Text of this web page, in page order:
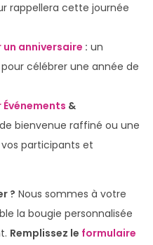
rappellera cette journée
anniversaire : un
célébrer une année de
&
bienvenue raffiné ou une
participants et
? Nous sommes à votre
la bougie personnalisée
Remplissez le formulaire